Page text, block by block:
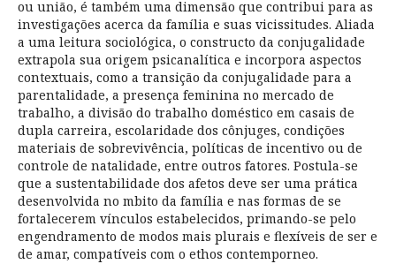
ou união, é também uma dimensão que contribui para as
investigações acerca da família e suas vicissitudes. Aliada
a uma leitura sociológica, o constructo da conjugalidade
extrapola sua origem psicanalítica e incorpora aspectos
contextuais, como a transição da conjugalidade para a
parentalidade, a presença feminina no mercado de
trabalho, a divisão do trabalho doméstico em casais de
dupla carreira, escolaridade dos cônjuges, condições
materiais de sobrevivência, políticas de incentivo ou de
controle de natalidade, entre outros fatores. Postula-se
que a sustentabilidade dos afetos deve ser uma prática
desenvolvida no mbito da família e nas formas de se
fortalecerem vínculos estabelecidos, primando-se pelo
engendramento de modos mais plurais e flexíveis de ser e
de amar, compatíveis com o ethos contemporneo.